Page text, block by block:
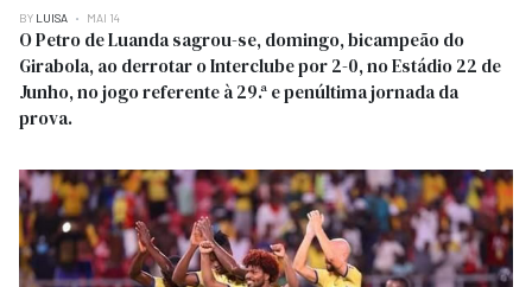
BY LUISA MAI 14
O Petro de Luanda sagrou-se, domingo, bicampeão do
Girabola, ao derrotar o Interclube por 2-0, no Estádio 22 de
Junho, no jogo referente à 29.ª e penúltima jornada da
prova.